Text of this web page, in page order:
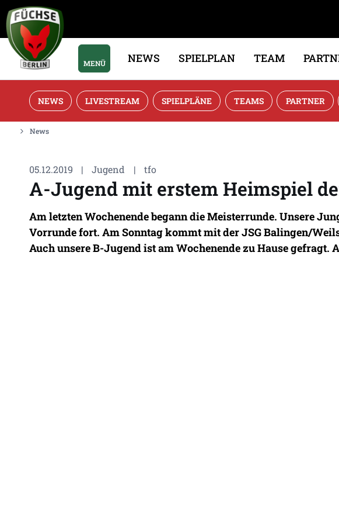
MENÜ NEWS SPIELPLAN TEAM
NEWS LIVESTREAM SPIELPLÄNE TEAMS PARTNER
News
05.12.2019 | Jugend | tfo
A-Jugend mit erstem Heimspiel
Am letzten Wochenende begann die Meisterrunde. Unsere
Vorrunde fort. Am Sonntag kommt mit der JSG Balingen/
Auch unsere B-Jugend ist am Wochenende zu Hause gefragt.